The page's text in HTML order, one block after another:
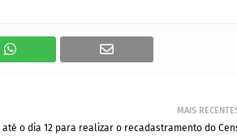
MAIS
o dia 12 para realizar o recadastramento do